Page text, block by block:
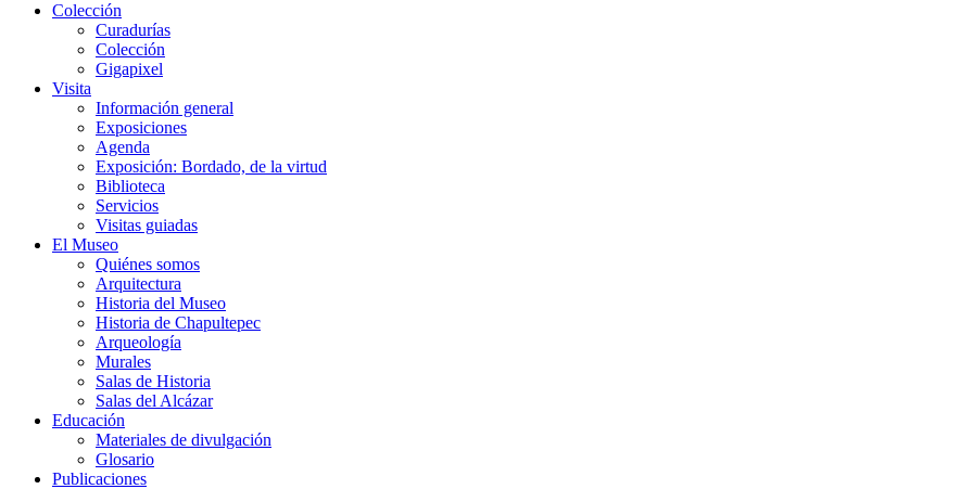
Colección
Curadurías
Colección
Gigapixel
Visita
Información general
Exposiciones
Agenda
Exposición: Bordado, de la virtud
Biblioteca
Servicios
Visitas guiadas
El Museo
Quiénes somos
Arquitectura
Historia del Museo
Historia de Chapultepec
Arqueología
Murales
Salas de Historia
Salas del Alcázar
Educación
Materiales de divulgación
Glosario
Publicaciones